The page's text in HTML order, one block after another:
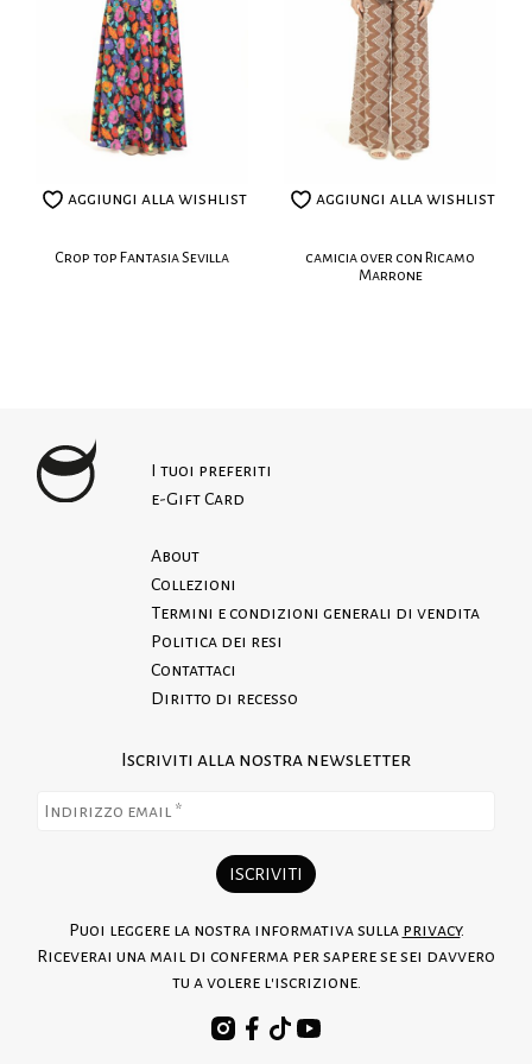
Morbido sul retro grazie ad un elegante elastico.
Fantasia disegnata e dipinta a mano
Incrocio frontale
Taglio crop
Voluminose maniche a sbuffo
La modella indossa: taglia I – EU XS-S
realizzati su misura.
Leggi le nostre politiche dei resi
aggiungi alla wishlist
Crop top Fantasia Sevilla
aggiungi alla wishlist
camicia over con Ricamo
Marrone
I tuoi preferiti
e-Gift Card
About
Collezioni
Termini e condizioni generali di vendita
Politica dei resi
Contattaci
Diritto di recesso
Iscriviti alla nostra newsletter
Puoi leggere la nostra informativa sulla privacy.
Riceverai una mail di conferma per sapere se sei davvero
tu a volere l'iscrizione.